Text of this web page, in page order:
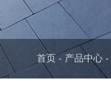
首页 - 产品中心 -